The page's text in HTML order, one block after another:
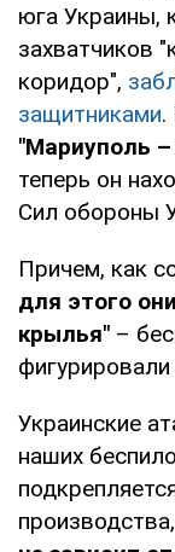
юга Украины,
захватчиков
коридор",
защитниками.
"Мариуполь
теперь он
Сил обороны
Причем, как
для этого
крылья" –
Украинские
наших